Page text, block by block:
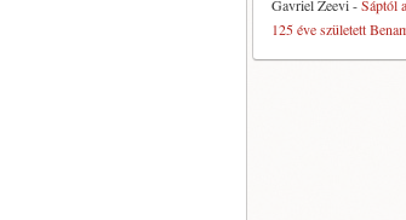
Gavriel Zeevi-Sáptól
125 éve született